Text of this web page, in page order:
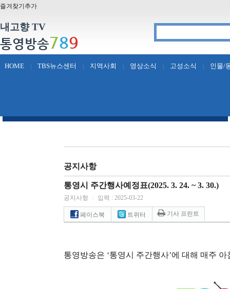
즐겨찾기추가
내고향 TV
통영방송789
HOME TBS뉴스센터 지역사회 영상소식 고성소식 인물/
공지사항
통영시 주간행사예정표(2025. 3. 24. ~ 3. 30.)
공지사항 입력 : 2025-03-22
페이스북 트위터 기사 프린트
통영방송은 ‘통영시 주간행사’에 대해 매주